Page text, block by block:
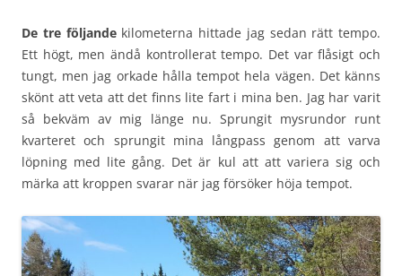
De tre följandekilometerna hittade jag sedan rätt tempo.
Ett högt, men ändå kontrollerat tempo. Det var flåsigt och
tungt, men jag orkade hålla tempot hela vägen. Det känns
skönt att veta att det finns lite fart i mina ben. Jag har varit
så bekväm av mig länge nu. Sprungit mysrundor runt
kvarteret och sprungit mina långpass genom att varva
löpning med lite gång. Det är kul att att variera sig och
märka att kroppen svarar när jag försöker höja tempot.